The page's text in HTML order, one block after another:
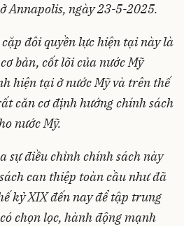
Annapolis, ngày 23-5-2025.
đôi quyền lực hiện tại này là
bản, cốt lõi của nước Mỹ
hiện tại ở nước Mỹ và trên thế
căn cơ định hướng chính sách
nước Mỹ.
sự điều chỉnh chính sách này
can thiệp toàn cầu như đã
kỷ XIX đến nay để tập trung
chọn lọc, hành động mạnh